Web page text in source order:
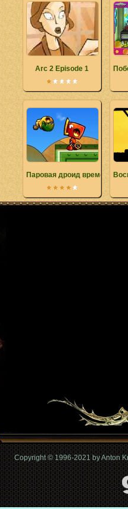
Arc 2 Episode 1
Паровая дроид временные
Copyright © 1996-2021 by Anton